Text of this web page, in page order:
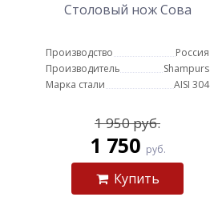
Столовый нож Сова
Производство
Россия
Производитель
Shampurs
Марка стали
AISI 304
1 950 руб.
1 750 руб.
Купить